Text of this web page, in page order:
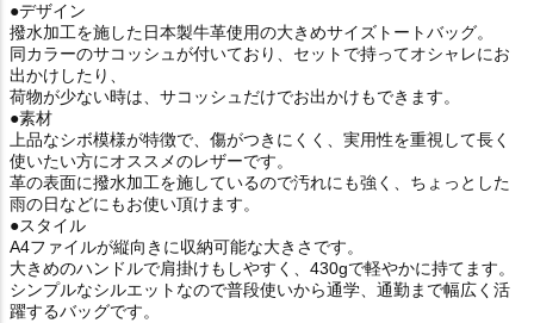
●デザイン
撥水加工を施した日本製牛革使用の大きめサイズトートバッグ。
同カラーのサコッシュが付いており、セットで持ってオシャレにお
出かけしたり、
荷物が少ない時は、サコッシュだけでお出かけもできます。
●素材
上品なシボ模様が特徴で、傷がつきにくく、実用性を重視して長く
使いたい方にオススメのレザーです。
革の表面に撥水加工を施しているので汚れにも強く、ちょっとした
雨の日などにもお使い頂けます。
●スタイル
A4ファイルが縦向きに収納可能な大きさです。
大きめのハンドルで肩掛けもしやすく、430gで軽やかに持てます。
シンプルなシルエットなので普段使いから通学、通勤まで幅広く活
躍するバッグです。